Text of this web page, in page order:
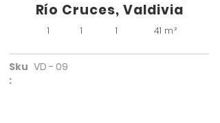
Río Cruces, Valdivia
1 1 1 41 m²
Sku
:
VD - 09